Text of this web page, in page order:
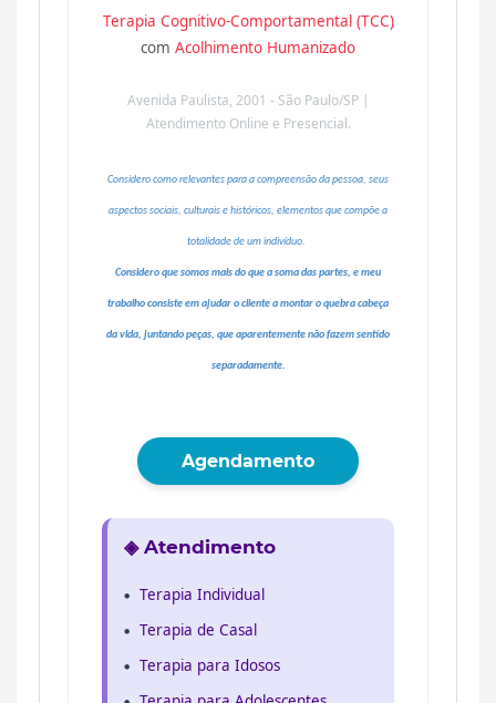
Terapia Cognitivo-Comportamental (TCC)
com Acolhimento Humanizado
Avenida Paulista, 2001 - São Paulo/SP |
Atendimento Online e Presencial.
Considero como relevantes para a compreensão da pessoa, seus
aspectos sociais, culturais e históricos, elementos que compõe a
totalidade de um indivíduo.
Considero que somos mais do que a soma das partes, e meu
trabalho consiste em ajudar o cliente a montar o quebra cabeça
da vida, juntando peças, que aparentemente não fazem sentido
separadamente.
Agendamento
◈ Atendimento
Terapia Individual
Terapia de Casal
Terapia para Idosos